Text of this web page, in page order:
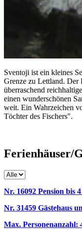
Sventoji ist ein kleines
Grenze zu Lettland. Der
überraschend
einen wunderschönen
weit. Ein Wahrzeichen
Töchter des Fischers".
Ferienhäuser/
Nr. 16092 Pension bis
Nr. 31459 Gästehaus
Max. Personenanzahl: